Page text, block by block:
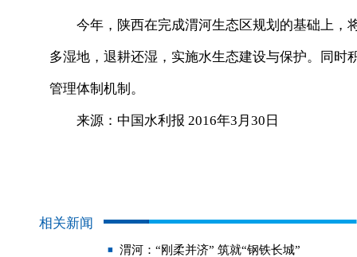
今年，陕西在完成渭河生态区规划的基础上，
多湿地，退耕还湿，实施水生态建设与保护。同
管理体制机制。
来源：中国水利报 2016年3月30日
相关新闻
渭河：“刚柔并济” 筑就“钢铁长城”